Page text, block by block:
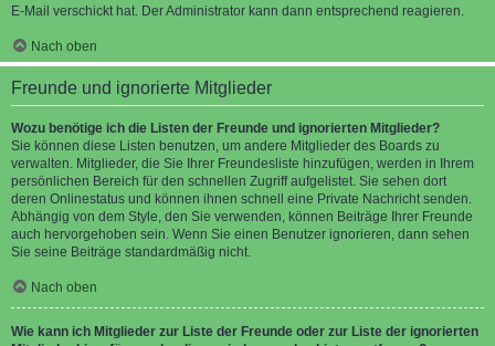
E-Mail verschickt hat. Der Administrator kann dann entsprechend reagieren.
Nach oben
Freunde und ignorierte Mitglieder
Wozu benötige ich die Listen der Freunde und ignorierten Mitglieder?
Sie können diese Listen benutzen, um andere Mitglieder des Boards zu
verwalten. Mitglieder, die Sie Ihrer Freundesliste hinzufügen, werden in Ihrem
persönlichen Bereich für den schnellen Zugriff aufgelistet. Sie sehen dort
deren Onlinestatus und können ihnen schnell eine Private Nachricht senden.
Abhängig von dem Style, den Sie verwenden, können Beiträge Ihrer Freunde
auch hervorgehoben sein. Wenn Sie einen Benutzer ignorieren, dann sehen
Sie seine Beiträge standardmäßig nicht.
Nach oben
Wie kann ich Mitglieder zur Liste der Freunde oder zur Liste der ignorierten